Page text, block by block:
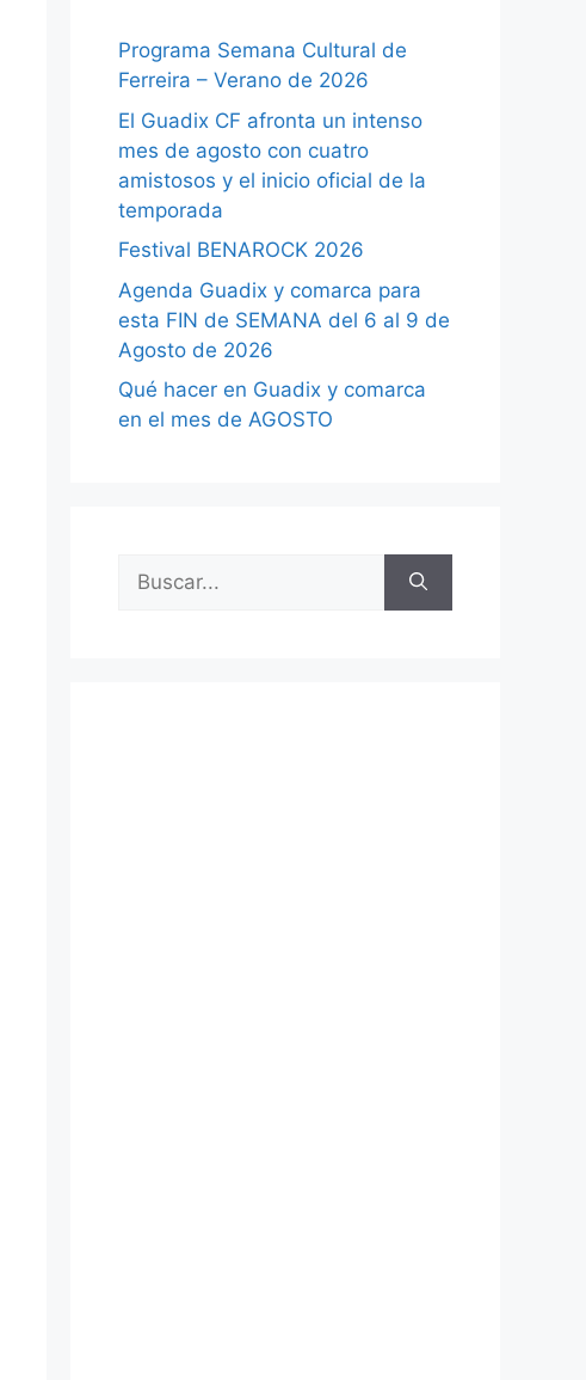
Programa Semana Cultural de
Ferreira – Verano de 2026
El Guadix CF afronta un intenso
mes de agosto con cuatro
amistosos y el inicio oficial de la
temporada
Festival BENAROCK 2026
Agenda Guadix y comarca para
esta FIN de SEMANA del 6 al 9 de
Agosto de 2026
Qué hacer en Guadix y comarca
en el mes de AGOSTO
Buscar: